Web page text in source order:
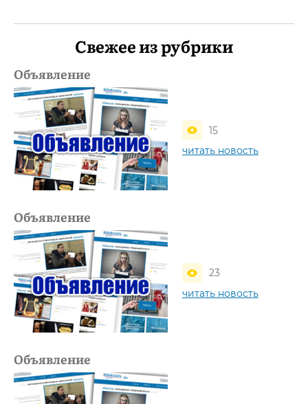
Свежее из рубрики
Объявление
15
читать новость
Объявление
23
читать новость
Объявление